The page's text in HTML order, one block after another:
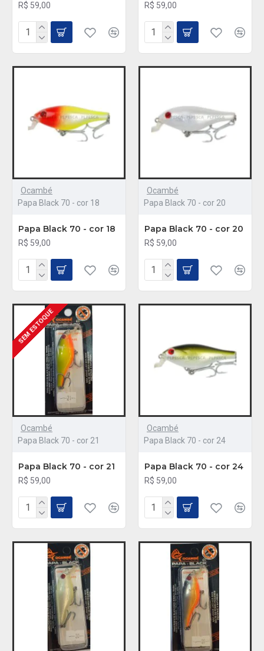
R$ 59,00 R$ 59,00
Ocambé
Papa Black 70 - cor 18
Papa Black 70 - cor 18
R$ 59,00
Ocambé
Papa Black 70 - cor 20
Papa Black 70 - cor 20
R$ 59,00
SEM ESTOQUE
Ocambé
Papa Black 70 - cor 21
Papa Black 70 - cor 21
R$ 59,00
Ocambé
Papa Black 70 - cor 24
Papa Black 70 - cor 24
R$ 59,00